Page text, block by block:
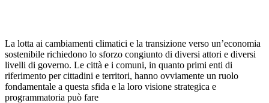
La lotta ai cambiamenti climatici e la transizione verso un’economia
sostenibile richiedono lo sforzo congiunto di diversi attori e diversi
livelli di governo. Le città e i comuni, in quanto primi enti di
riferimento per cittadini e territori, hanno ovviamente un ruolo
fondamentale a questa sfida e la loro visione strategica e
programmatoria può fare